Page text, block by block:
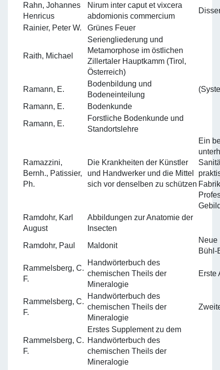
Rahn, Johannes
Henricus
Nirum inter caput et vixcera
abdomionis commercium
Rainier, Peter W. Grünes Feuer
Raith, Michael
Seriengliederung und
Metamorphose im östlichen
Zillertaler Hauptkamm (Tirol,
Österreich)
Ramann, E.
Bodenbildung und
Bodeneinteilung
Ramann, E. Bodenkunde
Ramann, E.
Forstliche Bodenkunde und
Standortslehre
Ramazzini,
Bernh., Patissier,
Ph.
Die Krankheiten der Künstler
und Handwerker und die Mittel
sich vor denselben zu schützen
Ein
Ramdohr, Karl
August
Abbildungen zur Anatomie der
Insecten
Ramdohr, Paul Maldonit
Neue
Bühl-
Rammelsberg, C.
F.
Handwörterbuch des
chemischen Theils der
Mineralogie
Erste
Rammelsberg, C.
F.
Handwörterbuch des
chemischen Theils der
Mineralogie
Rammelsberg, C.
F.
Erstes Supplement zu dem
Handwörterbuch des
chemischen Theils der
Mineralogie